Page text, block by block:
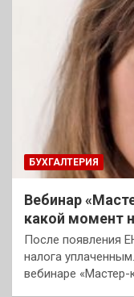
БУХГАЛТЕРИЯ
Вебинар
какой момент
После появления
налога
вебинаре «Мастер-